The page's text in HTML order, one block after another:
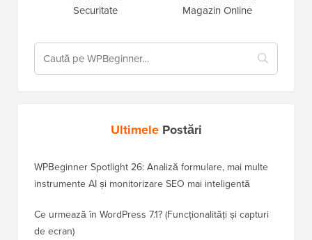
Securitate
Magazin Online
UltimelePostări
WPBeginner Spotlight 26: Analiză formulare, mai multe
instrumente AI și monitorizare SEO mai inteligentă
Ce urmează în WordPress 7.1? (Funcționalități și capturi
de ecran)